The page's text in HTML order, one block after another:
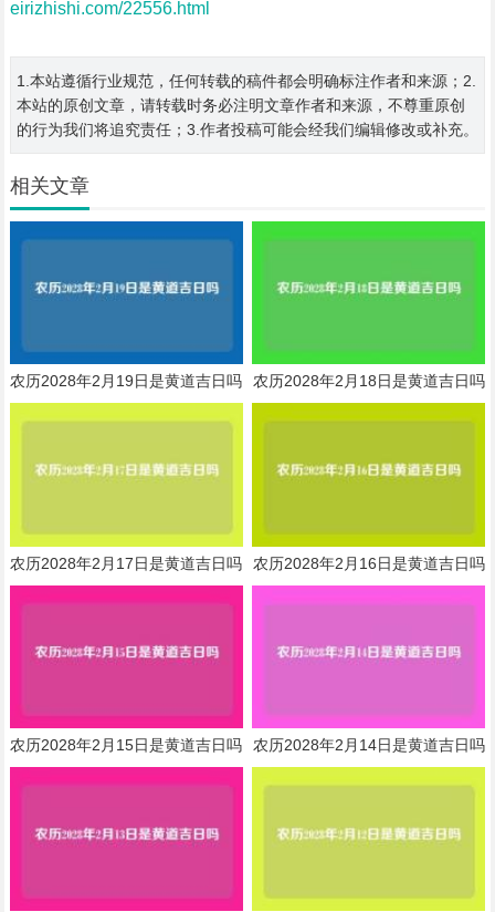
eirizhishi.com/22556.html
1.本站遵循行业规范，任何转载的稿件都会明确标注作者和来源；2.
本站的原创文章，请转载时务必注明文章作者和来源，不尊重原创
的行为我们将追究责任；3.作者投稿可能会经我们编辑修改或补充。
相关文章
农历2028年2月19日是黄道吉日吗 农历2028年2月18日是黄道吉日吗
农历2028年2月17日是黄道吉日吗 农历2028年2月16日是黄道吉日吗
农历2028年2月15日是黄道吉日吗 农历2028年2月14日是黄道吉日吗